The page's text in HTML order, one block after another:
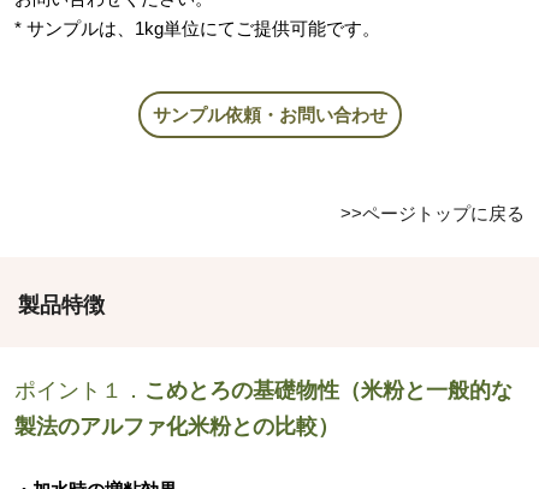
* サンプルは、1kg単位にてご提供可能です。
サンプル依頼・お問い合わせ
>>ページトップに戻る
製品特徴
ポイント１． こめとろの基礎物性（米粉と一般的な
製法のアルファ化米粉との比較）